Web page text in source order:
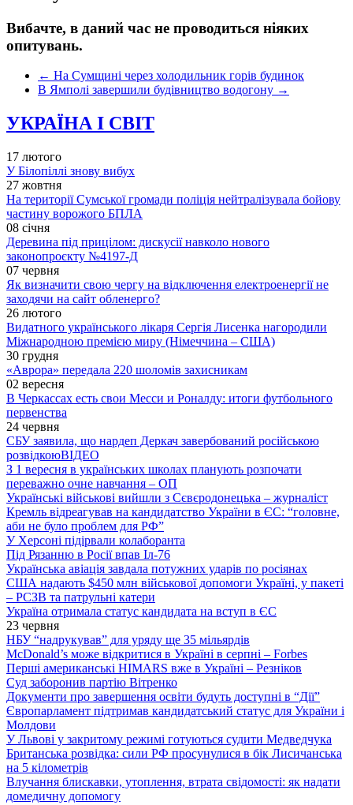
Вибачте, в даний час не проводиться ніяких
опитувань.
← На Сумщині через холодильник горів будинок
В Ямполі завершили будівництво водогону →
УКРАЇНА І СВІТ
17 лютого
У Білопіллі знову вибух
27 жовтня
На території Сумської громади поліція нейтралізувала бойову
частину ворожого БПЛА
08 січня
Деревина під прицілом: дискусії навколо нового
законопроєкту №4197-Д
07 червня
Як визначити свою чергу на відключення електроенергії не
заходячи на сайт обленерго?
26 лютого
Видатного українського лікаря Сергія Лисенка нагородили
Міжнародною премією миру (Німеччина – США)
30 грудня
«Аврора» передала 220 шоломів захисникам
02 вересня
В Черкассах есть свои Месси и Роналду: итоги футбольного
первенства
24 червня
СБУ заявила, що нардеп Деркач завербований російською
розвідкоюВІДЕО
З 1 вересня в українських школах планують розпочати
переважно очне навчання – ОП
Українські військові вийшли з Сєвєродонецька – журналіст
Кремль відреагував на кандидатство України в ЄС: “головне,
аби не було проблем для РФ”
У Херсоні підірвали колаборанта
Під Рязанню в Росії впав Іл-76
Українська авіація завдала потужних ударів по росіянах
США надають $450 млн військової допомоги Україні, у пакеті
– РСЗВ та патрульні катери
Україна отримала статус кандидата на вступ в ЄС
23 червня
НБУ “надрукував” для уряду ще 35 мільярдів
McDonald’s може відкритися в Україні в серпні – Forbes
Перші американські HIMARS вже в Україні – Резніков
Суд заборонив партію Вітренко
Документи про завершення освіти будуть доступні в “Дії”
Європарламент підтримав кандидатський статус для України і
Молдови
У Львові у закритому режимі готуються судити Медведчука
Британська розвідка: сили РФ просунулися в бік Лисичанська
на 5 кілометрів
Влучання блискавки, утоплення, втрата свідомості: як надати
домедичну допомогу